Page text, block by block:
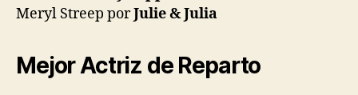
Meryl Streep porJulie & Julia
Mejor Actriz de Reparto